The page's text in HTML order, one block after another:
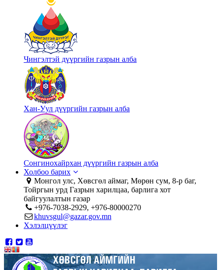
Чингэлтэй дүүргийн газрын алба
Хан-Уул дүүргийн газрын алба
Сонгинохайрхан дүүргийн газрын алба
Холбоо барих
Монгол улс, Хөвсгөл аймаг, Мөрөн сум, 8-р баг,
Тойргын урд Газрын харилцаа, барлига хот
байгуулалтын газар
+976-7038-2929, +976-80000270
khuvsgul@gazar.gov.mn
Хэлэлцүүлэг